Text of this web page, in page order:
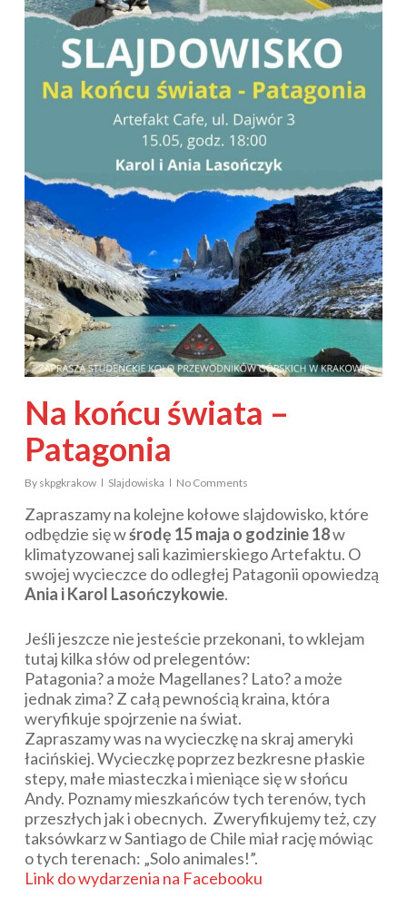
Na końcu świata –
Patagonia
By skpgkrakow Slajdowiska No Comments
Zapraszamy na kolejne kołowe slajdowisko, które
odbędzie się wśrodę 15 maja o godzinie 18w
klimatyzowanej sali kazimierskiego Artefaktu. O
swojej wycieczce do odległej Patagonii opowiedzą
Ania i Karol Lasończykowie.
Jeśli jeszcze nie jesteście przekonani, to wklejam
tutaj kilka słów od prelegentów:
Patagonia? a może Magellanes? Lato? a może
jednak zima? Z całą pewnością kraina, która
weryfikuje spojrzenie na świat.
Zapraszamy was na wycieczkę na skraj ameryki
łacińskiej. Wycieczkę poprzez bezkresne płaskie
stepy, małe miasteczka i mieniące się w słońcu
Andy. Poznamy mieszkańców tych terenów, tych
przeszłych jak i obecnych. Zweryfikujemy też, czy
taksówkarz w Santiago de Chile miał rację mówiąc
o tych terenach: „Solo animales!”.
Link do wydarzenia na Facebooku